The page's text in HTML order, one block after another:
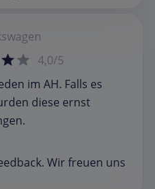
4,0/5
im AH. Falls es
diese ernst
Wir freuen uns